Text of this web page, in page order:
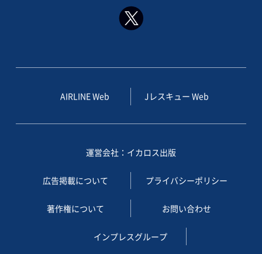
AIRLINE Web Jレスキュー Web
運営会社：イカロス出版
広告掲載について プライバシーポリシー
著作権について お問い合わせ
インプレスグループ